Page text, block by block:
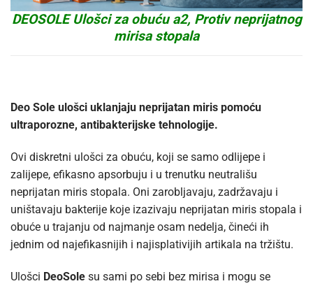
DEOSOLE Ulošci za obuću a2, Protiv neprijatnog
mirisa stopala
Deo Sole ulošci uklanjaju neprijatan miris pomoću
ultraporozne, antibakterijske tehnologije.
Ovi diskretni ulošci za obuću, koji se samo odlijepe i
zalijepe, efikasno apsorbuju i u trenutku neutrališu
neprijatan miris stopala. Oni zarobljavaju, zadržavaju i
uništavaju bakterije koje izazivaju neprijatan miris stopala i
obuće u trajanju od najmanje osam nedelja, čineći ih
jednim od najefikasnijih i najisplativijih artikala na tržištu.
Ulošci DeoSole su sami po sebi bez mirisa i mogu se